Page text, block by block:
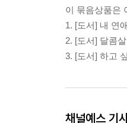
이 묶음상품은
1. [도서] 내 연
2. [도서] 달콤
3. [도서] 하고
채널예스 기